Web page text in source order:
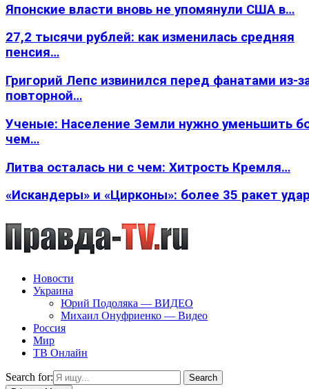
Японские власти вновь не упомянули США в…
27,2 тысячи рублей: как изменилась средняя
пенсия…
Григорий Лепс извинился перед фанатами из-
повторной…
Ученые: Население Земли нужно уменьшить
чем…
Литва осталась ни с чем: Хитрость Кремля…
«Искандеры» и «Цирконы»: более 35 ракет
Новости
Украина
Юрий Подоляка — ВИДЕО
Михаил Онуфриенко — Видео
Россия
Мир
ТВ Онлайн
Search for:
Search